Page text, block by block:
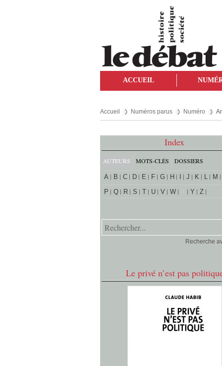
ACCUEIL
Accueil Numéros parus Numéro
Index
AUTEURS MOTS-CLÉS DOSSIERS
A B C D E F G H J K L M
P
Q R S T U V W Y Z
Recherche
Le privé n’est pas